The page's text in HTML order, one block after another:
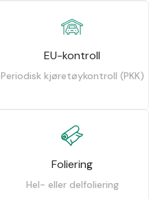
EU-kontroll
Periodisk kjøretøykontroll (PKK)
Foliering
Hel- eller delfoliering